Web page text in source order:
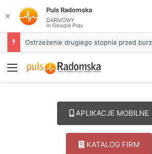
Menu
APLIKACJE MOBILNE
KATALOG FIRM
✕
Puls Radomska
DARMOWY
In Google Play